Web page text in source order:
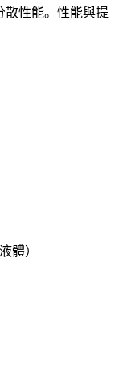
散性能。性能與提
體）